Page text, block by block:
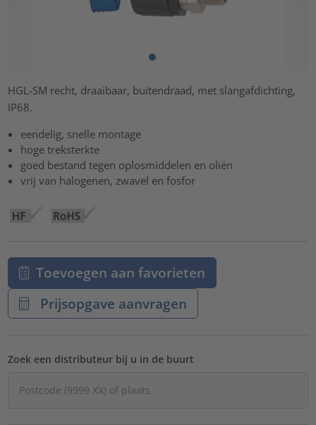
HGL-SM recht, draaibaar, buitendraad, met slangafdichting,
IP68.
eendelig, snelle montage
hoge treksterkte
goed bestand tegen oplosmiddelen en oliën
vrij van halogenen, zwavel en fosfor
Toevoegen aan favorieten
Prijsopgave aanvragen
Zoek een distributeur bij u in de buurt